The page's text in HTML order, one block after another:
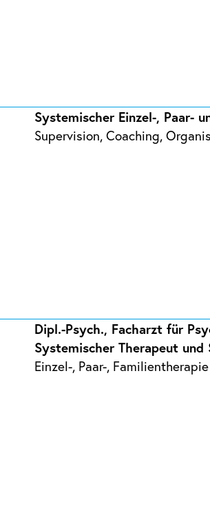
Systemischer Einzel-, Paar-
Supervision, Coaching,
Dipl.-Psych., Facharzt für
Systemischer Therapeut und
Einzel-, Paar-, Familientherapie